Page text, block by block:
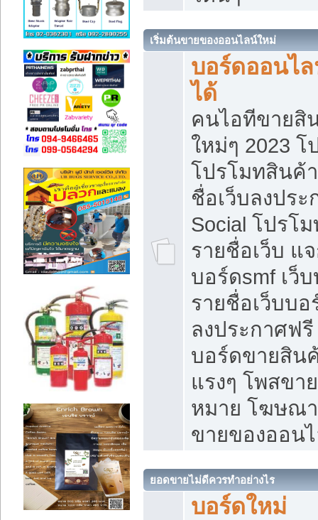
เริ่มต้นขายของออนไลน์ใหม่
บอร์ดออนไ
ได้
คนไอทีขายสิ
ใหม่ๆ 2023
โปรโมทสินค้
ชื่อเว็บลงปร
Social โปรโ
รายชื่อเว็บ แ
บอร์ดsmf เว็
รายชื่อเว็บบ
ลงประกาศฟรี
บอร์ดขายสิน
แรงๆ โพสขา
หมาย โฆษณ
ขายของออน
ยอดขายไม่ดีควรทำอย่างไร
บอร์ดใหม่